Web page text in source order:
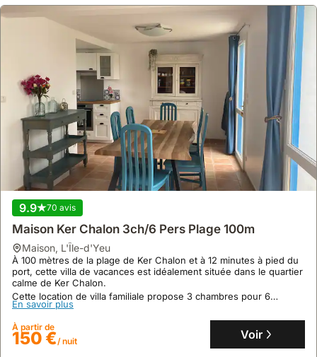
9.9 56 avis
Maison Secteur Cadouère
maison,L'Île-d'Yeu
À 5-10 minutes à vélo des plages de Sabias et Belle Maison, cette
maison de vacances récente et lumineuse bénéficie d'un
Cette location de villa, classée 3 étoiles, peut accueillir jusqu'à 6
d'une cuisine équipée et d'un salon ouvert.
En savoir plus
92 €/ nuit
9.9 70 avis
Maison Ker Chalon 3ch/6 Pers Plage 100m
maison, L'Île-d'Yeu
À 100 mètres de la plage de Ker Chalon et à 12 minutes à pied du
port, cette villa de vacances est idéalement située dans le quartier
calme de Ker Chalon.
Cette location de villa familiale propose 3 chambres pour 6
personnes, avec un jardin clos et un accès internet, offrant un
séjour confortable avec une cuisine entièrement équipée.
En savoir plus
À partir de
150 €/ nuit Voir